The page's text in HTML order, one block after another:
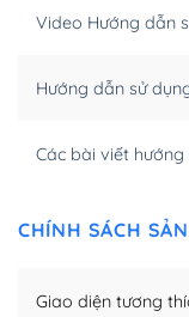
Khi bạn dùng
– Dễ dàng tùy
Khi bạn sử dụng
trở nên hấp dẫn
Video Hướng dẫn
Hướng dẫn sử
Các bài viết
CHÍNH SÁCH
Giao diện tương